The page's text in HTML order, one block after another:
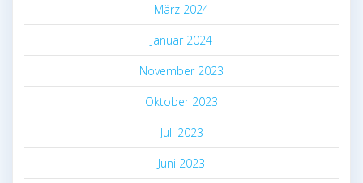
März 2024
Januar 2024
November 2023
Oktober 2023
Juli 2023
Juni 2023